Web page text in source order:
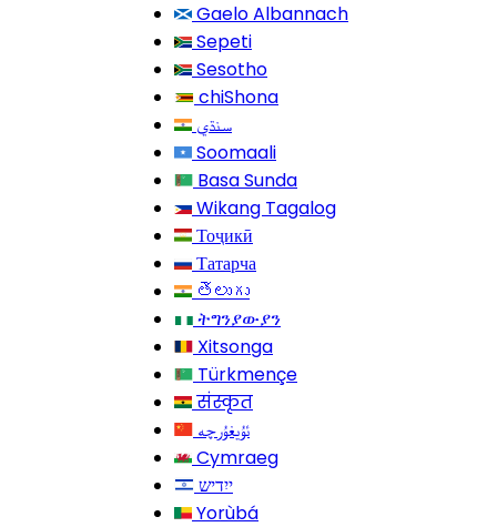
Gaelo Albannach
Sepeti
Sesotho
chiShona
سنڌي
Soomaali
Basa Sunda
Wikang Tagalog
Тоҷикӣ
Татарча
తెలుగు
ትግንያውያን
Xitsonga
Türkmençe
संस्कृत
Cymraeg
Yorùbá